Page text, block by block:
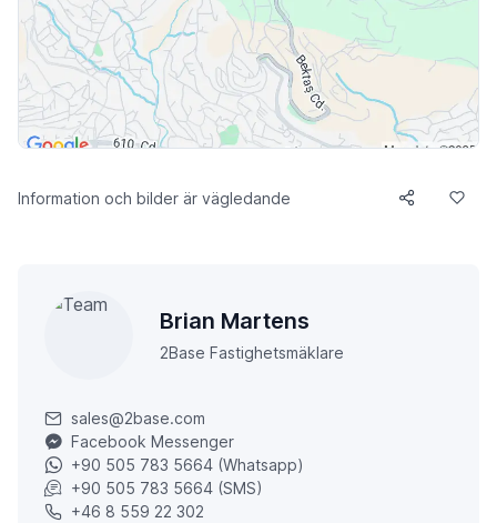
Information och bilder är vägledande
Brian Martens
2Base Fastighetsmäklare
sales@2base.com
Facebook Messenger
+90 505 783 5664 (Whatsapp)
+90 505 783 5664 (SMS)
+46 8 559 22 302